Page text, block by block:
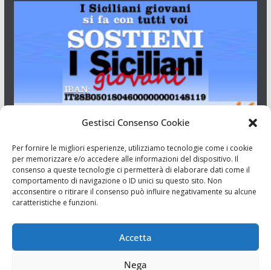
Gestisci Consenso Cookie
Per fornire le migliori esperienze, utilizziamo tecnologie come i cookie
per memorizzare e/o accedere alle informazioni del dispositivo. Il
consenso a queste tecnologie ci permetterà di elaborare dati come il
comportamento di navigazione o ID unici su questo sito. Non
acconsentire o ritirare il consenso può influire negativamente su alcune
caratteristiche e funzioni.
Accetta
Nega
Aut. del tribunale di Catania n.23/2011 del 20/09/2011 Dir.
Resp. Riccardo Orioles.
Associazione Culturale I Siciliani Giovani
via Randazzo 27 Catania